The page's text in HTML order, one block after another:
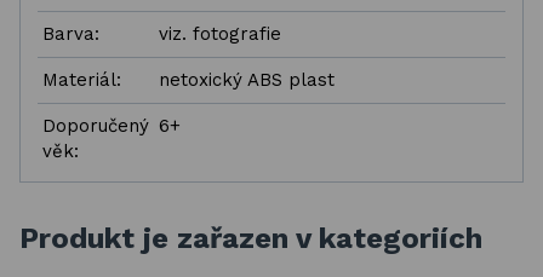
Barva: viz. fotografie
Materiál: netoxický ABS plast
Doporučený
věk:
6+
Produkt je zařazen v kategoriích